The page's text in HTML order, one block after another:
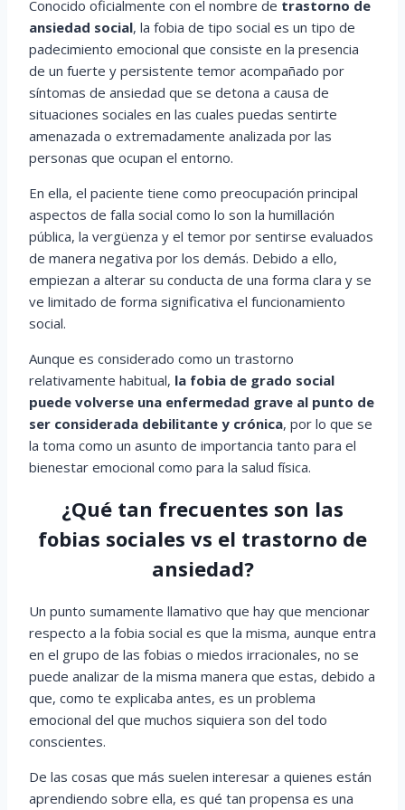
Conocido oficialmente con el nombre de trastorno de
ansiedad social, la fobia de tipo social es un tipo de
padecimiento emocional que consiste en la presencia
de un fuerte y persistente temor acompañado por
síntomas de ansiedad que se detona a causa de
situaciones sociales en las cuales puedas sentirte
amenazada o extremadamente analizada por las
personas que ocupan el entorno.
En ella, el paciente tiene como preocupación principal
aspectos de falla social como lo son la humillación
pública, la vergüenza y el temor por sentirse evaluados
de manera negativa por los demás. Debido a ello,
empiezan a alterar su conducta de una forma clara y se
ve limitado de forma significativa el funcionamiento
social.
Aunque es considerado como un trastorno
relativamente habitual, la fobia de grado social
puede volverse una enfermedad grave al punto de
ser considerada debilitante y crónica, por lo que se
la toma como un asunto de importancia tanto para el
bienestar emocional como para la salud física.
¿Qué tan frecuentes son las
fobias sociales vs el trastorno de
ansiedad?
Un punto sumamente llamativo que hay que mencionar
respecto a la fobia social es que la misma, aunque entra
en el grupo de las fobias o miedos irracionales, no se
puede analizar de la misma manera que estas, debido a
que, como te explicaba antes, es un problema
emocional del que muchos siquiera son del todo
conscientes.
De las cosas que más suelen interesar a quienes están
aprendiendo sobre ella, es qué tan propensa es una